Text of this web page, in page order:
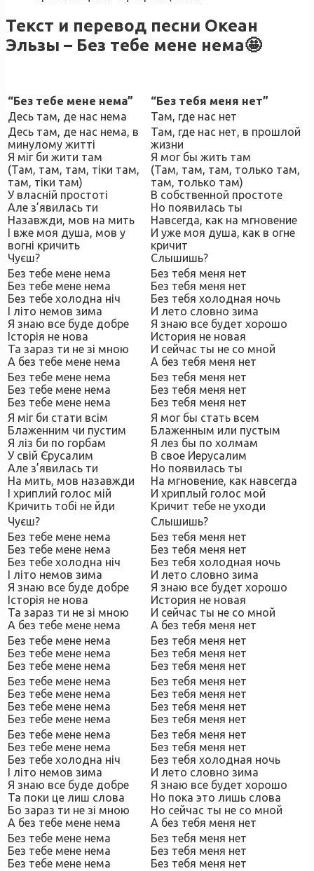
Текст и перевод песни Океан
Эльзы – Без тебе мене нема🤩
“Без тебе мене нема​”
“Без тебя меня нет”
Десь там, де нас нема
Там, где нас нет
Десь там, де нас нема, в
минулому житті
Я міг би жити там
(Там, там, там, тіки там,
там, тіки там)
У власній простоті
Але з’явилась ти
Назавжди, мов на мить
І вже моя душа, мов у
вогні кричить
Чуєш?
Там, где нас нет, в прошлой
жизни
Я мог бы жить там
(Там, там, там, только там,
там, только там)
В собственной простоте
Но появилась ты
Навсегда, как на мгновение
И уже моя душа, как в огне
кричит
Слышишь?
Без тебе мене нема
Без тебе мене нема
Без тебе холодна ніч
І літо немов зима
Я знаю все буде добре
Історія не нова
Та зараз ти не зі мною
А без тебе мене нема
Без тебя меня нет
Без тебя меня нет
Без тебя холодная ночь
И лето словно зима
Я знаю все будет хорошо
История не новая
И сейчас ты не со мной
А без тебя меня нет
Без тебе мене нема
Без тебе мене нема
Без тебе мене нема
Без тебя меня нет
Без тебя меня нет
Без тебя меня нет
Я міг би стати всім
Блаженним чи пустим
Я ліз би по горбам
У свій Єрусалим
Але з’явилась ти
На мить, мов назавжди
І хриплий голос мій
Кричить тобі не йди
Я мог бы стать всем
Блаженным или пустым
Я лез бы по холмам
В свое Иерусалим
Но появилась ты
На мгновение, как навсегда
И хриплый голос мой
Кричит тебе не уходи
Чуєш?
Слышишь?
Без тебе мене нема
Без тебе мене нема
Без тебе холодна ніч
І літо немов зима
Я знаю все буде добре
Історія не нова
Та зараз ти не зі мною
А без тебе мене нема
Без тебя меня нет
Без тебя меня нет
Без тебя холодная ночь
И лето словно зима
Я знаю все будет хорошо
История не новая
И сейчас ты не со мной
А без тебя меня нет
Без тебе мене нема
Без тебе мене нема
Без тебе мене нема
Без тебя меня нет
Без тебя меня нет
Без тебя меня нет
Без тебе мене нема
Без тебе мене нема
Без тебе мене нема
Без тебе мене нема
Без тебя меня нет
Без тебя меня нет
Без тебя меня нет
Без тебя меня нет
Без тебе мене нема
Без тебе мене нема
Без тебе холодна ніч
І літо немов зима
Я знаю все буде добре
Та поки це лиш слова
Бо зараз ти не зі мною
А без тебе мене нема
Без тебя меня нет
Без тебя меня нет
Без тебя холодная ночь
И лето словно зима
Я знаю все будет хорошо
Но пока это лишь слова
Но сейчас ты не со мной
А без тебя меня нет
Без тебе мене нема
Без тебе мене нема
Без тебе мене нема
Без тебя меня нет
Без тебя меня нет
Без тебя меня нет